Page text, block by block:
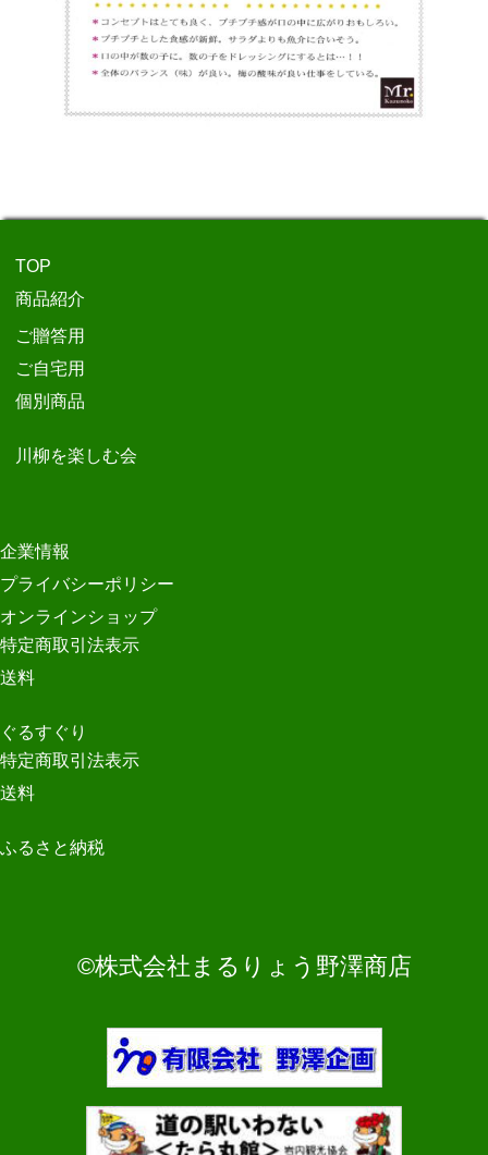
TOP
商品紹介
ご贈答用
ご自宅用
個別商品
川柳を楽しむ会
企業情報
プライバシーポリシー
オンラインショップ
特定商取引法表示
送料
ぐるすぐり
特定商取引法表示
送料
ふるさと納税
©株式会社まるりょう野澤商店